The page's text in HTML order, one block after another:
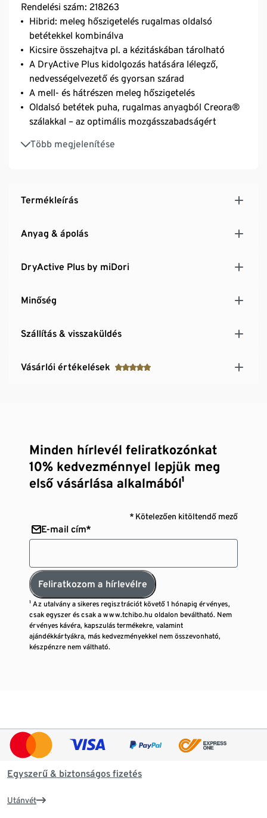
Rendelési szám: 218263
Hibrid: meleg hőszigetelés rugalmas oldalsó
betétekkel kombinálva
Kicsire összehajtva pl. a kézitáskában tárolható
A DryActive Plus kidolgozás hatására lélegző,
nedvességelvezető és gyorsan szárad
A mell- és hátrészen meleg hőszigetelés
Oldalsó betétek puha, rugalmas anyagból Creora®
szálakkal – az optimális mozgásszabadságért
Több megjelenítése
A mell- és hátrészen vízlepergető evoPel-
impregnálással
végelzáróval állítható
Újrahasznosított anyaggal
Termékleírás
Anyag & ápolás
DryActive Plus by miDori
Minőség
Szállítás & visszaküldés
Vásárlói értékelések
Minden hírlevél feliratkozónkat
10% kedvezménnyel lepjük meg
első vásárlása alkalmából¹
* Kötelezően kitöltendő mező
E-mail cím*
Feliratkozom a hírlevélre
¹ Az utalvány a sikeres regisztrációt követő 1 hónapig érvényes,
csak egyszer és csak a www.tchibo.hu oldalon beváltható. Nem
érvényes kávéra, kapszulás termékekre, valamint
ajándékkártyákra, más kedvezményekkel nem összevonható,
készpénzre nem váltható.
Egyszerű & biztonságos fizetés
Utánvét